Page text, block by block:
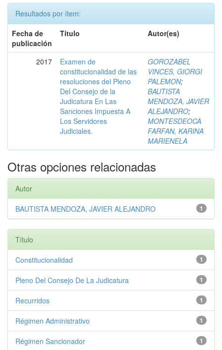
Resultados por ítem:
Fecha de
publicación
Título Autor(es)
2017
Examen de
constitucionalidad de las
resoluciones del Pleno
Del Consejo de la
Judicatura En Las
Sanciones Impuesta A
Los Servidores
Judiciales.
GOROZABEL
VINCES, GIORGI
PALEMON;
BAUTISTA
MENDOZA, JAVIER
ALEJANDRO;
MONTESDEOCA
FARFAN, KARINA
MARIENELA
Otras opciones relacionadas
Autor
1
BAUTISTA MENDOZA, JAVIER ALEJANDRO
Título
1
Constitucionalidad
1
Pleno Del Consejo De La Judicatura
1
Recurridos
1
Régimen Administrativo
1
Régimen Sancionador